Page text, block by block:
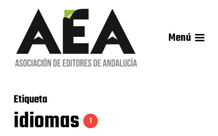
Menú
Etiqueta
idiomas 1